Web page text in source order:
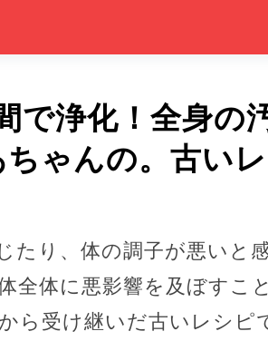
で浄化！全身の
ゃんの。古いレ
たり、体の調子が悪いと
全体に悪影響を及ぼすこ
ら受け継いだ古いレシピ